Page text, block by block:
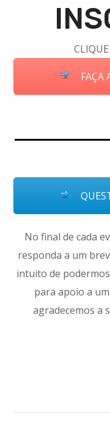
FAÇA
No final de cada
responda a um
intuito de
para apoio a
agradecemos a